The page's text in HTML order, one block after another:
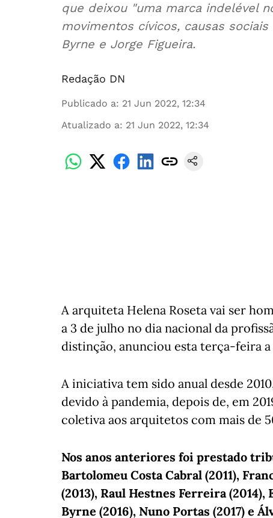
que deixou "uma marca indelével
movimentos cívicos, causas
Byrne e Jorge Figueira.
Redação DN
Publicado a: 21 Jun 2022, 12:34
Atualizado a: 21 Jun 2022, 12:34
A arquiteta Helena Roseta vai ser
a 3 de julho no dia nacional da
distinção, anunciou esta terça-feira
A iniciativa tem sido anual desde
devido à pandemia, depois de, em
coletiva aos arquitetos com mais de
Nos anos anteriores foi prestado
Bartolomeu Costa Cabral (2011),
(2013), Raul Hestnes Ferreira (2014),
Byrne (2016), Nuno Portas (2017) e